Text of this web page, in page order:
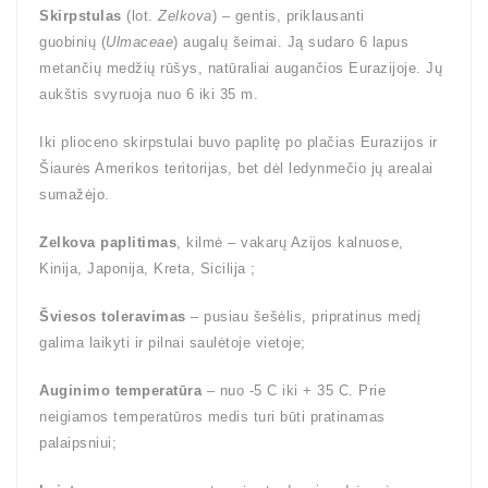
Skirpstulas (lot. Zelkova) – gentis, priklausanti
guobinių (Ulmaceae) augalų šeimai. Ją sudaro 6 lapus
metančių medžių rūšys, natūraliai augančios Eurazijoje. Jų
aukštis svyruoja nuo 6 iki 35 m.
Iki plioceno skirpstulai buvo paplitę po plačias Eurazijos ir
Šiaurės Amerikos teritorijas, bet dėl ledynmečio jų arealai
sumažėjo.
Zelkova paplitimas, kilmė – vakarų Azijos kalnuose,
Kinija, Japonija, Kreta, Sicilija ;
Šviesos toleravimas – pusiau šešėlis, pripratinus medį
galima laikyti ir pilnai saulėtoje vietoje;
Auginimo temperatūra– nuo -5 C iki + 35 C. Prie
neigiamos temperatūros medis turi būti pratinamas
palaipsniui;